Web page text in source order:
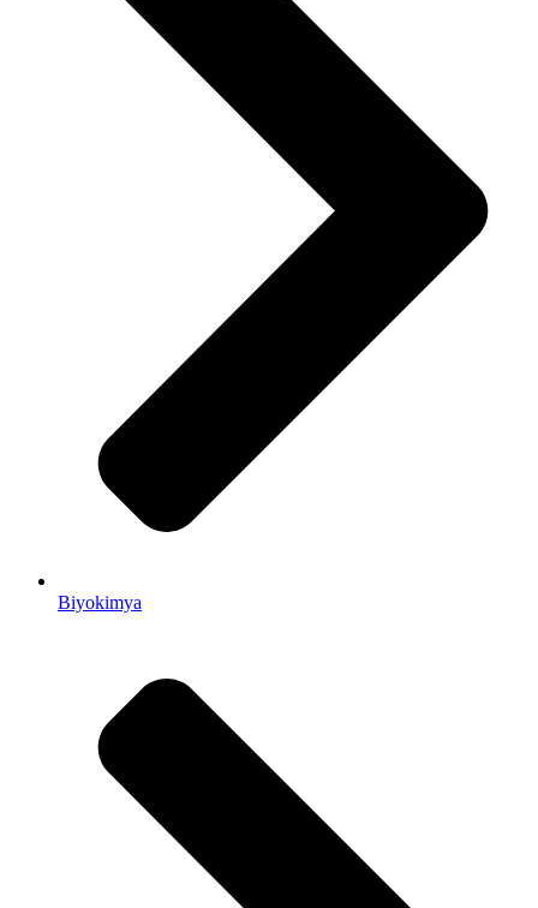
Biyokimya